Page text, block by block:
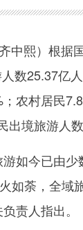
熙）根据
数25.37亿
农村居民
境旅游人
如今已由少
如荼，全域
责人指出。